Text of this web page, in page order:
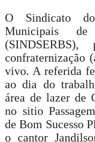
O Sindicato
Municipais
confraternização
vivo. A referida
ao dia do
área de lazer de
no sitio
de Bom Sucesso
o cantor